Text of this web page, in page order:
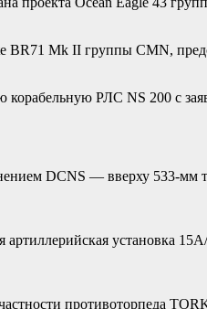
BR71 Mk II группы CMN,
РЛС NS 200 с
DCNS — вверху 533-мм
установка
противоторпеда